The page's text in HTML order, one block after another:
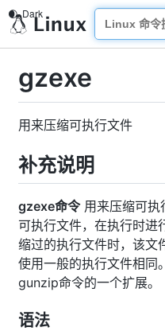
gzexe
用来压缩可执行文件
补充说明
gzexe命令用来压缩可执
可执行文件，在执行时进
缩过的执行文件时，该文
使用一般的执行文件相同
gunzip命令的一个扩展。
语法